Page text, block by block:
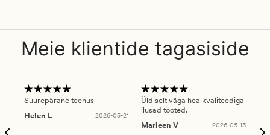
Meie klientide tagasiside
Suurepärane teenus
Helen L
2026-05-21
Üldiselt väga hea kvaliteediga
ilusad tooted.
Marleen V
2026-05-13